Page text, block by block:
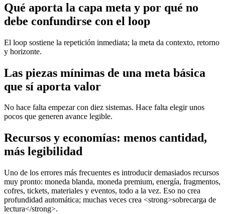
Qué aporta la capa meta y por qué no
debe confundirse con el loop
El loop sostiene la repetición inmediata; la meta da contexto, retorno
y horizonte.
Las piezas mínimas de una meta básica
que sí aporta valor
No hace falta empezar con diez sistemas. Hace falta elegir unos
pocos que generen avance legible.
Recursos y economías: menos cantidad,
más legibilidad
Uno de los errores más frecuentes es introducir demasiados recursos
muy pronto: moneda blanda, moneda premium, energía, fragmentos,
cofres, tickets, materiales y eventos, todo a la vez. Eso no crea
profundidad automática; muchas veces crea <strong>sobrecarga de
lectura</strong>.